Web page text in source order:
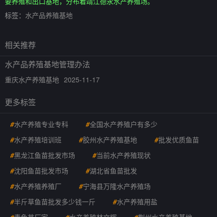
标签： 水产品养殖基地
相关推荐
水产品养殖基地管理办法
重庆水产养殖基地 2025-11-17
更多标签
#水产养殖专业专科 #全国水产养殖户有多少
#水产养殖培训班 #胶州水产养殖基地 #批发优质鱼苗
#黑龙江鱼苗批发市场 #当前水产养殖现状
#沈阳鱼苗批发市场 #湖北省鱼苗批发
#水产养殖养殖厂 #宁海县万隆水产养殖场
#半斤草鱼苗批发多少钱一斤 #水产养殖用盐